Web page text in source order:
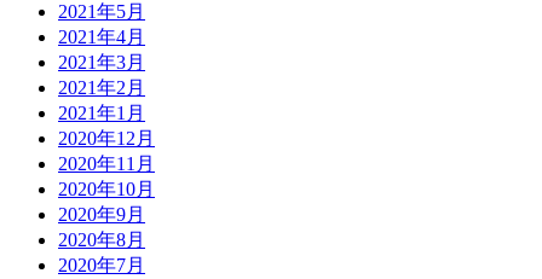
2021年5月
2021年4月
2021年3月
2021年2月
2021年1月
2020年12月
2020年11月
2020年10月
2020年9月
2020年8月
2020年7月